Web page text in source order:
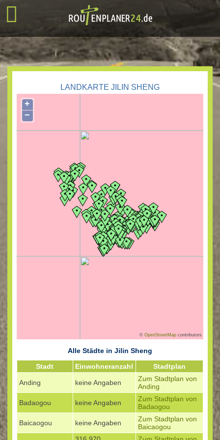
LANDKARTE JILIN SHENG
+
−
©OpenStreetMap contributors
Alle Städte in Jilin Sheng
Stadt
Einwohneranzahl Stadtplan
Anding keine Angaben
Zum Stadtplan von
Anding
Badaogou keine Angaben
Zum Stadtplan von
Badaogou
Baicaogou keine Angaben
Zum Stadtplan von
Baicaogou